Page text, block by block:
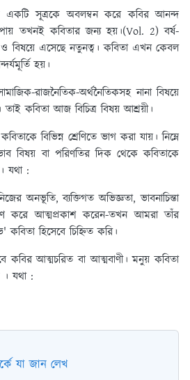
একটি সূত্রকে অবলম্বন করে কবির আনন্দ
তখনই কবিতার জন্য হয়।(Vol. 2) বর্ষ-
বিষয়ে এসেছে নতুনত্ব। কবিতা এখন কেবল
হয়।
রাজনৈতিক-অর্থনৈতিকসহ নানা বিষয়ে
তাই কবিতা আজ বিচিত্র বিষয় আশ্রয়ী।
বিভিন্ন শ্রেণিতে ভাগ করা যায়। নিম্নে
বিষয় বা পরিণতির দিক থেকে কবিতাকে
যথা :
অনভূতি, ব্যক্তিগত অভিজ্ঞতা, ভাবনাচিন্তা
করে আত্মপ্রকাশ করেন-তখন আমরা তাঁর
কবিতা হিসেবে চিহ্নিত করি।
কবির আত্মচরিত বা আত্মবাণী। মনুয় কবিতা
। যথা :
যা জান লেখ